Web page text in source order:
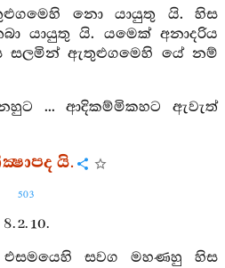
නො යායුතු යි. හිස
යායුතු යි. යමෙක් අනාදරිය
සලමින් ඇතුළුගමෙහි යේ නම්
... ආදිකම්මිකහට ඇවැත්
යි.
503
8. 2. 10.
සවග මහණහු හිස